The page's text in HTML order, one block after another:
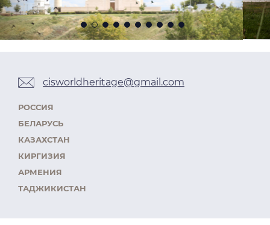
cisworldheritage@gmail.com
РОССИЯ
БЕЛАРУСЬ
КАЗАХСТАН
КИРГИЗИЯ
АРМЕНИЯ
ТАДЖИКИСТАН